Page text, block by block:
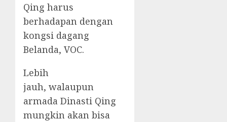
Qing harus
berhadapan dengan
kongsi dagang
Belanda, VOC.
Lebih
jauh, walaupun
armada Dinasti Qing
mungkin akan bisa